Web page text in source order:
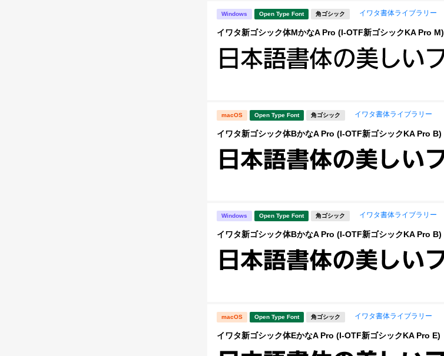
Windows Open Type Font 角ゴシック イワタ書体ライブラリー
イワタ新ゴシック体MかなA Pro (I-OTF新ゴシックKA Pro M)
macOS Open Type Font 角ゴシック イワタ書体ライブラリー
イワタ新ゴシック体BかなA Pro (I-OTF新ゴシックKA Pro B)
Windows Open Type Font 角ゴシック イワタ書体ライブラリー
イワタ新ゴシック体BかなA Pro (I-OTF新ゴシックKA Pro B)
macOS Open Type Font 角ゴシック イワタ書体ライブラリー
イワタ新ゴシック体EかなA Pro (I-OTF新ゴシックKA Pro E)